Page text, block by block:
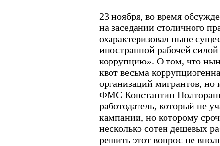
23 ноября, во время
на заседании столичного
охарактеризовал ныне
иностранной рабочей
коррупцию». О том, что
квот весьма
организаций мигрантов,
ФМС Константин
работодатель, который не
кампании, но которому
несколько сотен дешевых
решить этот вопрос не